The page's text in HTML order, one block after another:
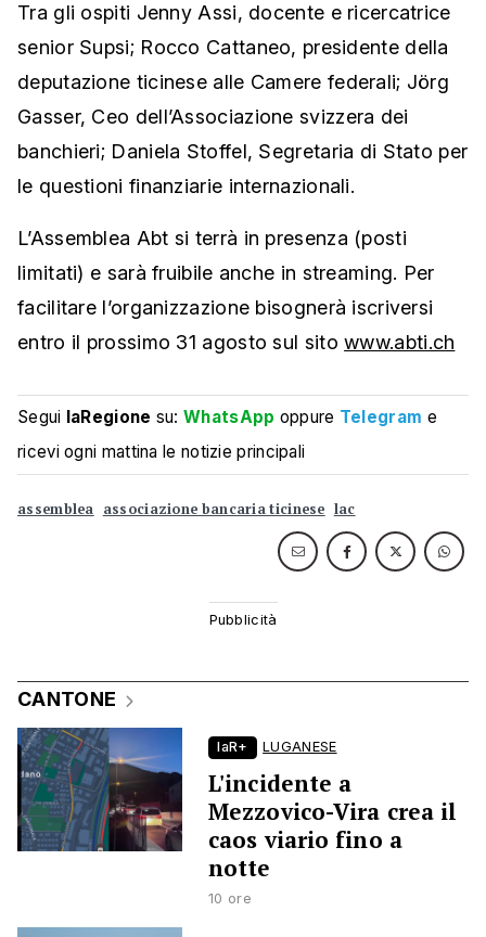
Tra gli ospiti Jenny Assi, docente e ricercatrice
senior Supsi; Rocco Cattaneo, presidente della
deputazione ticinese alle Camere federali; Jörg
Gasser, Ceo dell’Associazione svizzera dei
banchieri; Daniela Stoffel, Segretaria di Stato per
le questioni finanziarie internazionali.
L’Assemblea Abt si terrà in presenza (posti
limitati) e sarà fruibile anche in streaming. Per
facilitare l’organizzazione bisognerà iscriversi
entro il prossimo 31 agosto sul sitowww.abti.ch
Segui laRegione su:WhatsApp oppure Telegram e
ricevi ogni mattina le notizie principali
assemblea associazione bancaria ticinese lac
CANTONE
laR+ LUGANESE
L'incidente a
Mezzovico-Vira crea il
caos viario fino a
notte
10 ore